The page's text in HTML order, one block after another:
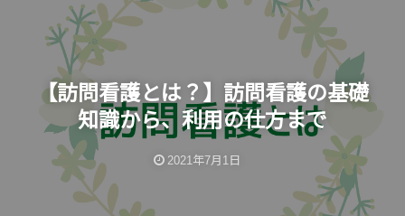
【訪問看護とは？】訪問看護の基礎
知識から、利用の仕方まで
2021年7月1日